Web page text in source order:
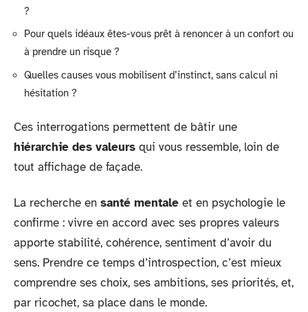
?
Pour quels idéaux êtes-vous prêt à renoncer à un confort ou
à prendre un risque ?
Quelles causes vous mobilisent d’instinct, sans calcul ni
hésitation ?
Ces interrogations permettent de bâtir une
hiérarchie des valeurs qui vous ressemble, loin de
tout affichage de façade.
La recherche en santé mentale et en psychologie le
confirme : vivre en accord avec ses propres valeurs
apporte stabilité, cohérence, sentiment d’avoir du
sens. Prendre ce temps d’introspection, c’est mieux
comprendre ses choix, ses ambitions, ses priorités, et,
par ricochet, sa place dans le monde.